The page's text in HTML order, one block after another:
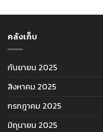
คลังเก็บ
กันยายน 2025
สิงหาคม 2025
กรกฎาคม 2025
มิถุนายน 2025